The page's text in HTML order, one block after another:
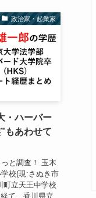
政治家・起業家
・ハーバー
もあわせて
と調査！ 玉木
校(現:さぬき市
町立天王中学校
て、香川県立